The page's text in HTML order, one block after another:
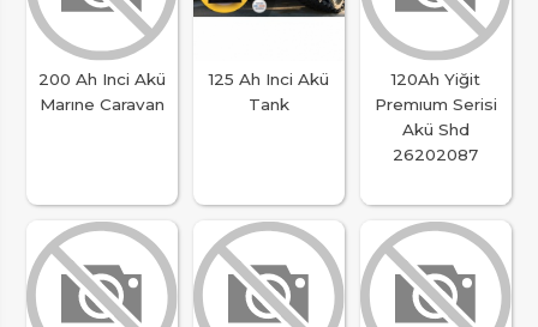
200 Ah Inci Akü
Marıne Caravan
125 Ah Inci Akü
Tank
120Ah Yiğit
Premıum Serisi
Akü Shd
26202087